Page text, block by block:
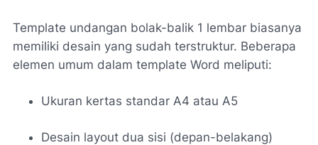
Template undangan bolak-balik 1 lembar biasanya
memiliki desain yang sudah terstruktur. Beberapa
elemen umum dalam template Word meliputi:
Ukuran kertas standar A4 atau A5
Desain layout dua sisi (depan-belakang)